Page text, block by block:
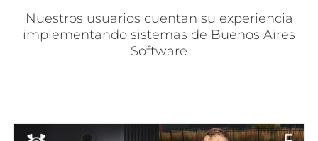
Nuestros usuarios cuentan su experiencia
implementando sistemas de Buenos Aires
Software